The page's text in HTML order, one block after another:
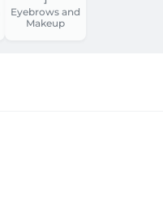
Eyebrows and
Makeup